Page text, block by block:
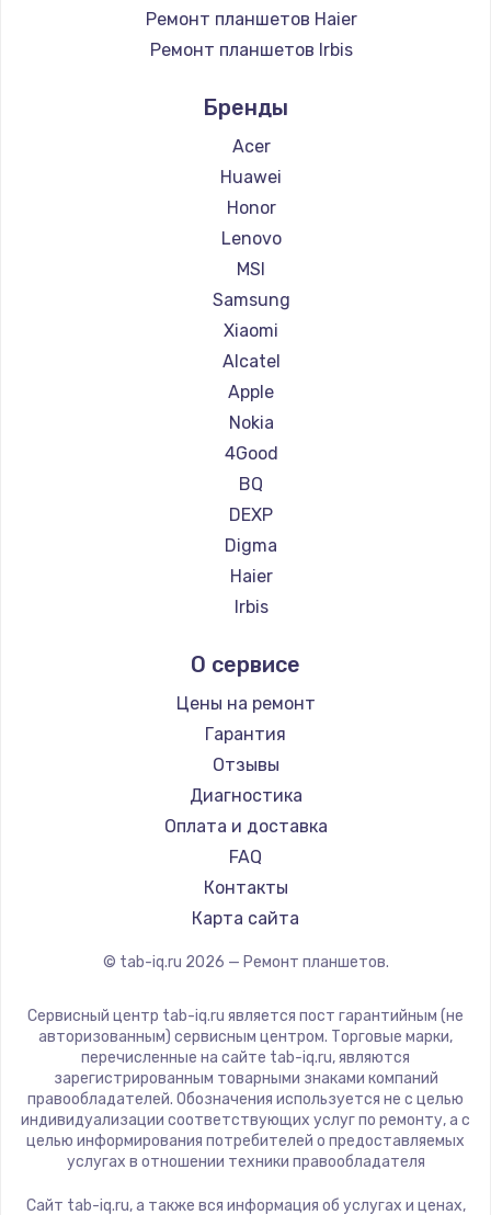
Замена шим-контроллера
3900 руб.
Замена HDMI
Заказать
Ремонт планшетов Haier
Ремонт планшетов Irbis
Ремонт планшетов Microsoft
Ремонт планшетов BlackView
Ремонт планшетов Amazon
Ремонт планшетов Aquarius
Ремонт планшетов Philips
Ремонт планшетов Dell
Ремонт планшетов HP
Ремонт планшетов Getac
Ремонт планшетов ZTE
Ремонт планшетов Google
Ремонт планшетов Navitel
Ремонт планшетов Teclast
Ремонт планшетов CHUWI
Бренды
Acer
Huawei
Honor
Lenovo
MSI
Samsung
Xiaomi
Alcatel
Apple
Nokia
4Good
BQ
DEXP
Digma
Haier
Irbis
Microsoft
BlackView
Amazon
Aquarius
Philips
Dell
HP
Getac
ZTE
CHUWI
О сервисе
Цены на ремонт
Гарантия
Отзывы
Диагностика
Оплата и доставка
FAQ
Контакты
Карта сайта
© tab-iq.ru 2026 — Ремонт планшетов.
Сервисный центр tab-iq.ru является пост гарантийным (не
авторизованным) сервисным центром. Торговые марки,
перечисленные на сайте tab-iq.ru, являются
зарегистрированным товарными знаками компаний
правообладателей. Обозначения используется не с целью
индивидуализации соответствующих услуг по ремонту, а с
целью информирования потребителей о предоставляемых
услугах в отношении техники правообладателя
Сайт tab-iq.ru, а также вся информация об услугах и ценах,